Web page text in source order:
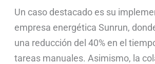
Un caso destacado es su
empresa energética Sunrun,
una reducción del 40% en el
tareas manuales. Asimismo, la